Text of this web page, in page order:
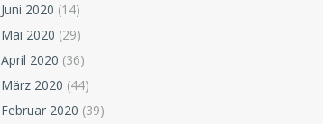
Juni 2020 (14)
Mai 2020 (29)
April 2020 (36)
März 2020 (44)
Februar 2020 (39)